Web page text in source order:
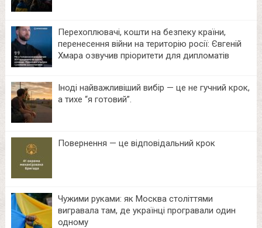
Перехоплювачі, кошти на безпеку країни,
перенесення війни на територію росії: Євгеній
Хмара озвучив пріоритети для дипломатів
Іноді найважливіший вибір — це не гучний крок,
а тихе “я готовий”.
Повернення — це відповідальний крок
Чужими руками: як Москва століттями
вигравала там, де українці програвали один
одному